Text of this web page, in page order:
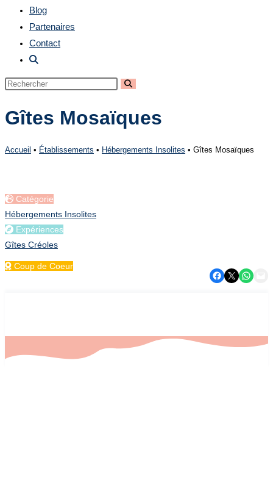
Blog
Partenaires
Contact
Toggle
website
search
Gîtes Mosaïques
Accueil • Établissements • Hébergements Insolites • Gîtes Mosaïques
Catégorie
Hébergements Insolites
Expériences
Gîtes Créoles
Coup de Coeur
Partager sur Facebook Partager sur X Partager sur WhatsApp